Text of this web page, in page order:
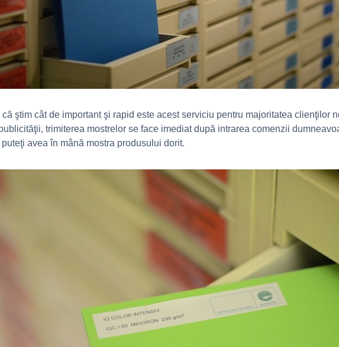
că ştim cât de important şi rapid este acest serviciu pentru majoritatea clienţilor
trimiterea mostrelor se face imediat după intrarea comenzii
avea în mână mostra produsului dorit.